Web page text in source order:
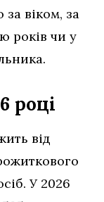
віком, за
років чи у
році
від
У 2026